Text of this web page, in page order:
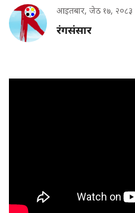
आइतबार, जेठ १७, २०८३
रंगसंसार